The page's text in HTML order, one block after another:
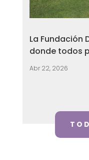
La Fundación
donde todos
Abr 22, 2026